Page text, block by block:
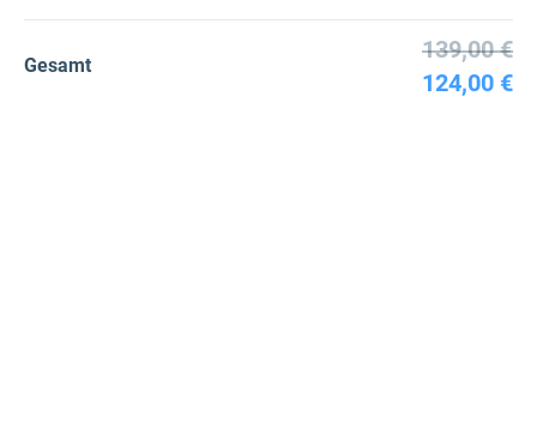
Gesamt
139,00 €
124,00 €